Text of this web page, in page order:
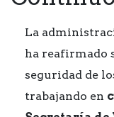
La
ha reafirmado
seguridad de
trabajando en